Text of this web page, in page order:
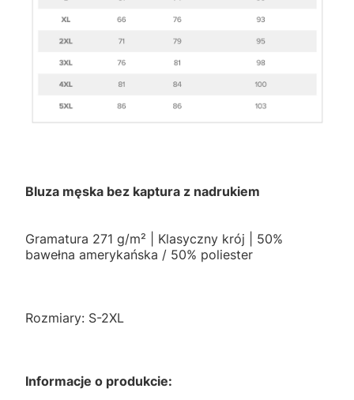
Bluza męska bez kaptura z nadrukiem
Gramatura 271 g/m² | Klasyczny krój | 50%
bawełna amerykańska / 50% poliester
Rozmiary: S-2XL
Informacje o produkcie: